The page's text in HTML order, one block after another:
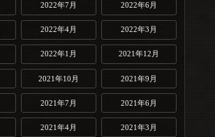
2022年7月 2022年6月
2022年4月 2022年3月
2022年1月 2021年12月
2021年10月 2021年9月
2021年7月 2021年6月
2021年4月 2021年3月